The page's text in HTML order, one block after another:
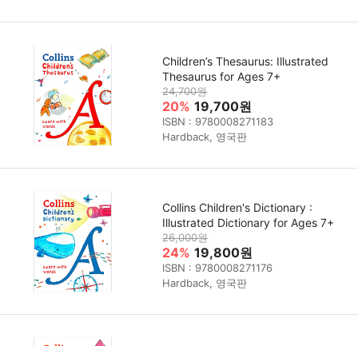
Children’s Thesaurus: Illustrated
Thesaurus for Ages 7+
24,700원
20% 19,700원
ISBN : 9780008271183
Hardback, 영국판
Collins Children's Dictionary :
Illustrated Dictionary for Ages 7+
26,000원
24% 19,800원
ISBN : 9780008271176
Hardback, 영국판